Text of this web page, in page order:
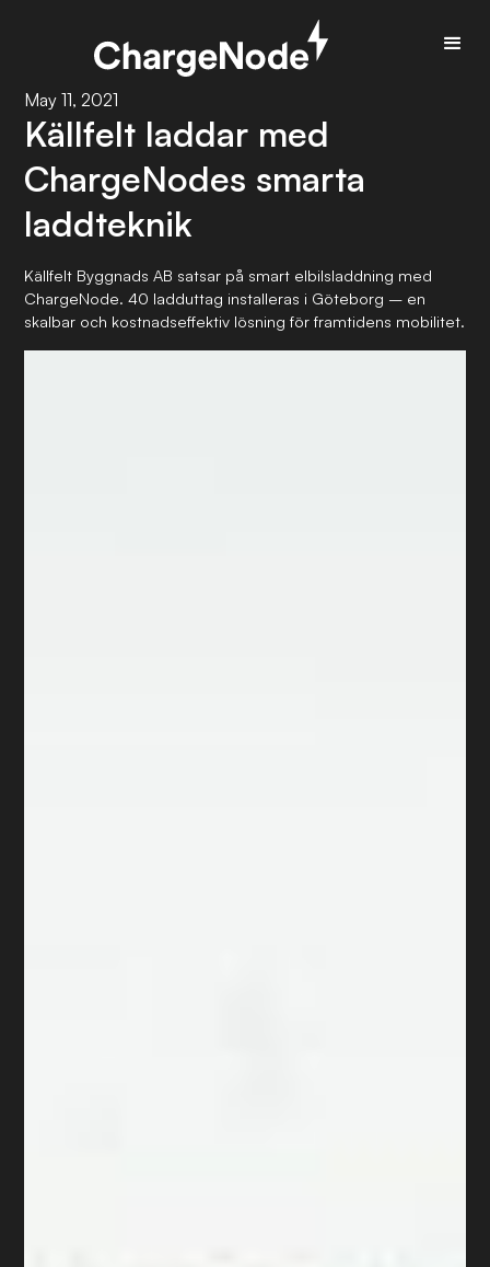
May 11, 2021
Källfelt laddar med
ChargeNodes smarta
laddteknik
Källfelt Byggnads AB satsar på smart elbilsladdning med
ChargeNode. 40 ladduttag installeras i Göteborg – en
skalbar och kostnadseffektiv lösning för framtidens mobilitet.